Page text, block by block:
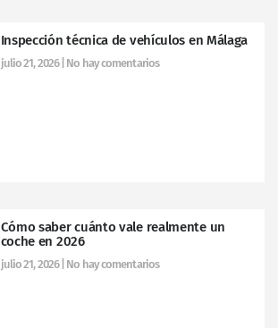
Inspección técnica de vehículos en Málaga
julio 21, 2026 No hay comentarios
Cómo saber cuánto vale realmente un
coche en 2026
julio 21, 2026 No hay comentarios